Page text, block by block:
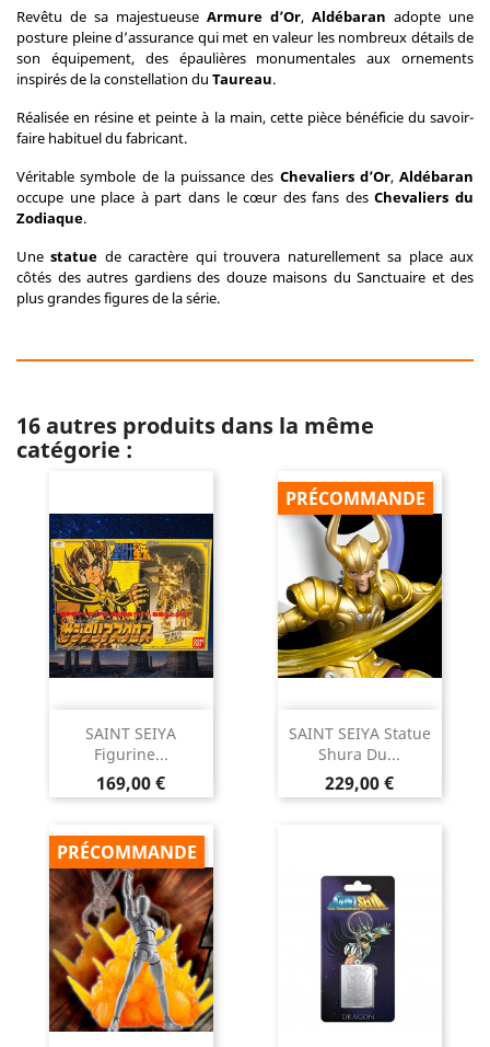
Revêtu de sa majestueuse Armure d’Or, Aldébaran adopte une
posture pleine d’assurance qui met en valeur les nombreux détails de
son équipement, des épaulières monumentales aux ornements
inspirés de la constellation du Taureau.
Réalisée en résine et peinte à la main, cette pièce bénéficie du savoir-
faire habituel du fabricant.
Véritable symbole de la puissance des Chevaliers d’Or, Aldébaran
occupe une place à part dans le cœur des fans desChevaliers du
Zodiaque.
Unestatue de caractère qui trouvera naturellement sa place aux
côtés des autres gardiens des douze maisons du Sanctuaire et des
plus grandes figures de la série.
16 autres produits dans la même
catégorie :
SAINT SEIYA
Figurine...
Prix
169,00 €
SAINT SEIYA Statue
Shura Du...
Prix
229,00 €
PRÉCOMMANDE
PRÉCOMMANDE